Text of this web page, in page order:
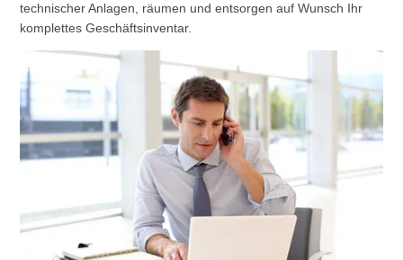
technischer Anlagen, räumen und entsorgen auf Wunsch Ihr
komplettes Geschäftsinventar.